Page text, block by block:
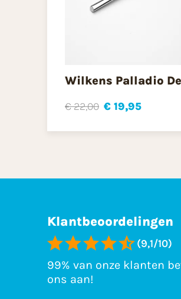
Wilkens Palladio
€ 22,00 € 19,95
Klantbeoordelingen
(9,1/10)
99% van onze klanten
ons aan!